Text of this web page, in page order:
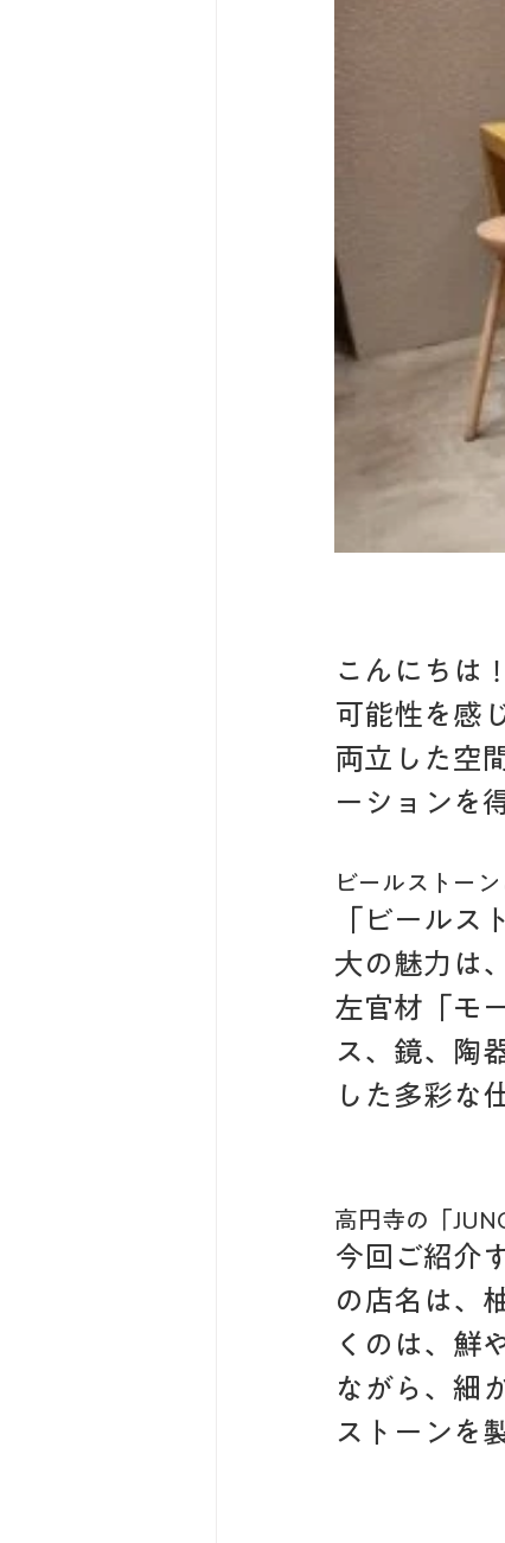
こんにちは
可能性を感
両立した空
ーションを
ビールストーン
「ビールス
大の魅力は、
左官材「モ
ス、鏡、陶
した多彩な
高円寺の「
今回ご紹介
の店名は、
くのは、鮮
ながら、細
ストーンを